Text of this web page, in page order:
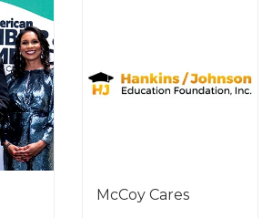
McCoy Cares